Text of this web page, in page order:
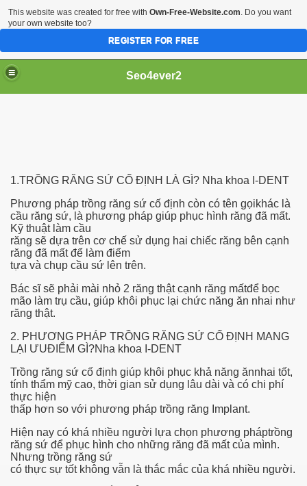
Seo4ever2
1.TRỒNG RĂNG SỨ CỐ ĐỊNH LÀ GÌ? Nha khoa I-DENT
Phương pháp trồng răng sứ cố định còn có tên gọikhác là
cầu răng sứ, là phương pháp giúp phục hình răng đã mất.
Kỹ thuật làm cầu
răng sẽ dựa trên cơ chế sử dụng hai chiếc răng bên cạnh
răng đã mất để làm điểm
tựa và chụp cầu sứ lên trên.
Bác sĩ sẽ phải mài nhỏ 2 răng thật cạnh răng mấtđể bọc
mão làm trụ cầu, giúp khôi phục lại chức năng ăn nhai như
răng thật.
2. PHƯƠNG PHÁP TRỒNG RĂNG SỨ CỐ ĐỊNH MANG
LẠI ƯUĐIỂM GÌ?Nha khoa I-DENT
Trồng răng sứ cố định giúp khôi phục khả năng ănnhai tốt,
tính thẩm mỹ cao, thời gian sử dụng lâu dài và có chi phí
thực hiện
thấp hơn so với phương pháp trồng răng Implant.
Hiện nay có khá nhiều người lựa chọn phương pháptrồng
răng sứ để phục hình cho những răng đã mất của mình.
Nhưng trồng răng sứ
có thực sự tốt không vẫn là thắc mắc của khá nhiều người.
Meal Toppers
useful Video Downloads
Your House Actual Property Price
Cryptocurrencies
They Perform
This website was created for free with Own-Free-Website.com. Do you want
your own website too?
REGISTER FOR FREE